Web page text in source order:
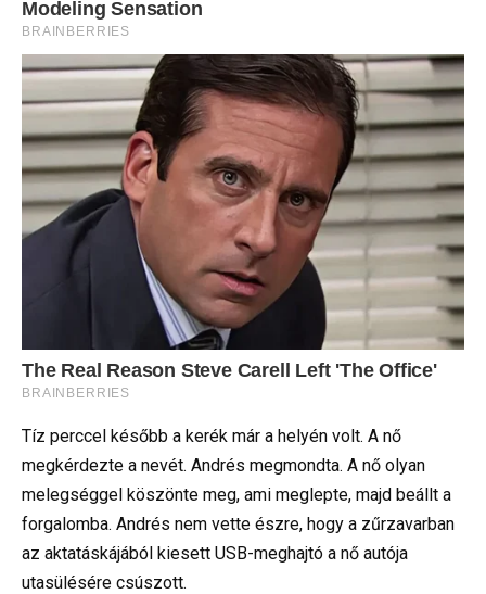
Tíz perccel később a kerék már a helyén volt. A nő
megkérdezte a nevét. Andrés megmondta. A nő olyan
melegséggel köszönte meg, ami meglepte, majd beállt a
forgalomba. Andrés nem vette észre, hogy a zűrzavarban
az aktatáskájából kiesett USB-meghajtó a nő autója
utasülésére csúszott.